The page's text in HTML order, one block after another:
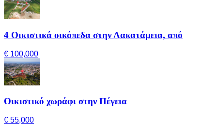
4 Οικιστικά οικόπεδα στην Λακατάμεια, από
€ 100,000
Οικιστικό χωράφι στην Πέγεια
€ 55,000